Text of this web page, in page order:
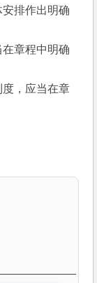
排作出明确
章程中明确
，应当在章